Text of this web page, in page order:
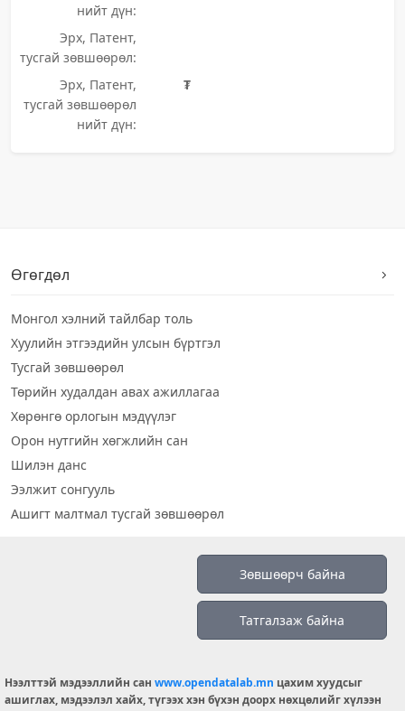
нийт дүн:
Эрх, Патент,
тусгай зөвшөөрөл:
Эрх, Патент,
тусгай зөвшөөрөл
нийт дүн:
₮
Өгөгдөл
Монгол хэлний тайлбар толь
Хуулийн этгээдийн улсын бүртгэл
Тусгай зөвшөөрөл
Төрийн худалдан авах ажиллагаа
Хөрөнгө орлогын мэдүүлэг
Орон нутгийн хөгжлийн сан
Шилэн данс
Ээлжит сонгууль
Ашигт малтмал тусгай зөвшөөрөл
info@opendatalab.mn
Зөвшөөрч байна
Татгалзаж байна
Нээлттэй мэдээллийн сан www.opendatalab.mn цахим хуудсыг
ашиглах, мэдээлэл хайх, түгээх хэн бүхэн доорх нөхцөлийг хүлээн